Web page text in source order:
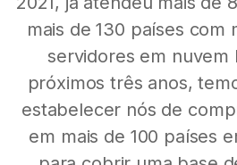
mais de 130 países com
servidores em nuvem
próximos três anos,
estabelecer nós de
em mais de 100 países